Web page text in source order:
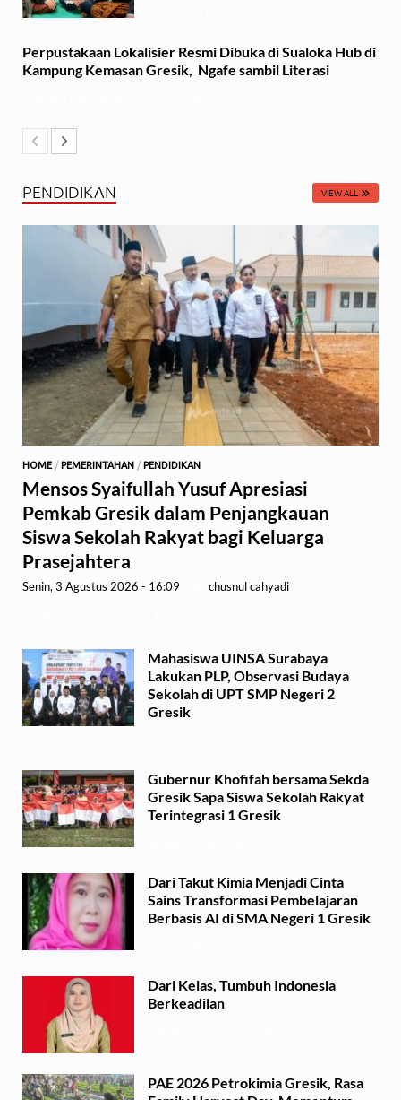
Perpustakaan Lokalisier Resmi Dibuka di Sualoka Hub di
Kampung Kemasan Gresik, Ngafe sambil Literasi
PENDIDIKAN VIEW ALL
HOME /PEMERINTAHAN /PENDIDIKAN
Mensos Syaifullah Yusuf Apresiasi
Pemkab Gresik dalam Penjangkauan
Siswa Sekolah Rakyat bagi Keluarga
Prasejahtera
Senin, 3 Agustus 2026 - 16:09 chusnul cahyadi
Mahasiswa UINSA Surabaya
Lakukan PLP, Observasi Budaya
Sekolah di UPT SMP Negeri 2
Gresik
Gubernur Khofifah bersama Sekda
Gresik Sapa Siswa Sekolah Rakyat
Terintegrasi 1 Gresik
Dari Takut Kimia Menjadi Cinta
Sains Transformasi Pembelajaran
Berbasis AI di SMA Negeri 1 Gresik
Dari Kelas, Tumbuh Indonesia
Berkeadilan
PAE 2026 Petrokimia Gresik, Rasa